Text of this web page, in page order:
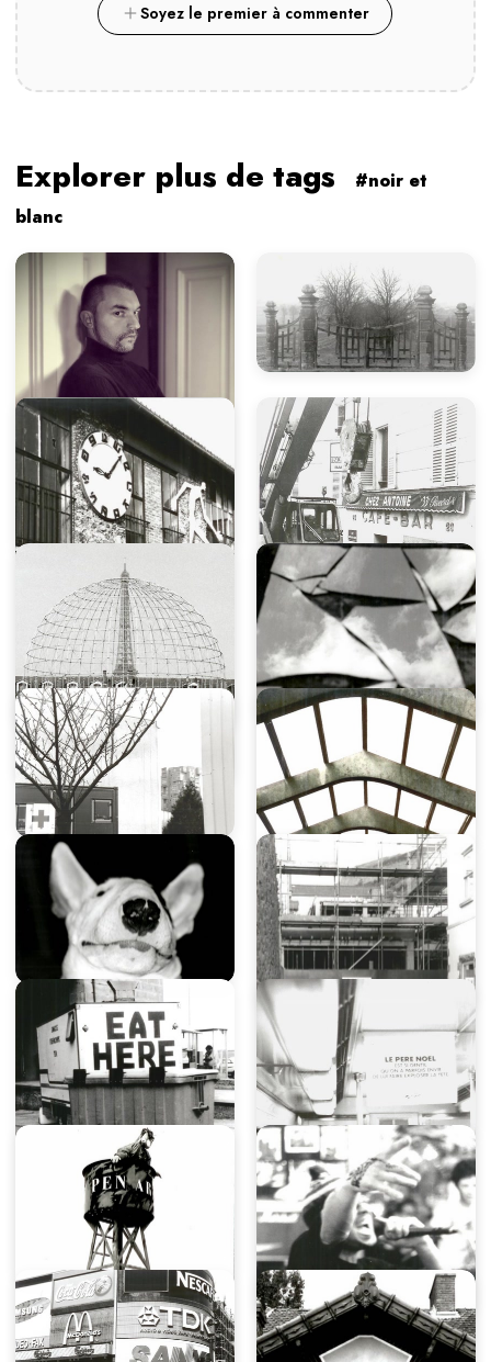
Soyez le premier à commenter
Explorer plus de tags
#noir et
blanc